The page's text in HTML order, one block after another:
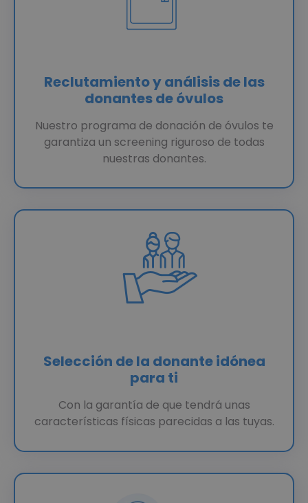
Reclutamiento y análisis de las
donantes de óvulos
Nuestro programa de donación de óvulos te
garantiza un screening riguroso de todas
nuestras donantes.
Selección de la donante idónea
para ti
Con la garantía de que tendrá unas
características físicas parecidas a las tuyas.